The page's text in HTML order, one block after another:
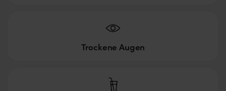
Trockene Augen